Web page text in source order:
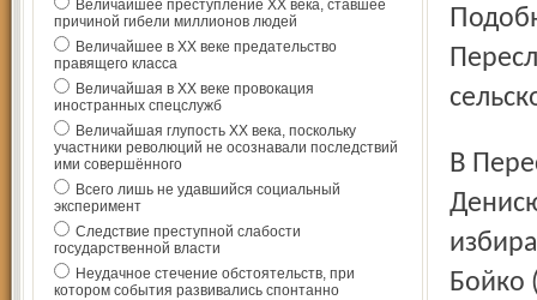
Величайшее преступление ХХ века, ставшее
причиной гибели миллионов людей
Величайшее в ХХ веке предательство
правящего класса
Величайшая в ХХ веке провокация
иностранных спецслужб
Величайшая глупость ХХ века, поскольку
участники революций не осознавали последствий
ими совершённого
Всего лишь не удавшийся социальный
эксперимент
Следствие преступной слабости
государственной власти
Неудачное стечение обстоятельств, при
котором события развивались спонтанно
Подобная расстановка сил наблюдалась на выборах глав
В Переславском районе явка составила 38,57%. Владимир
Бойко